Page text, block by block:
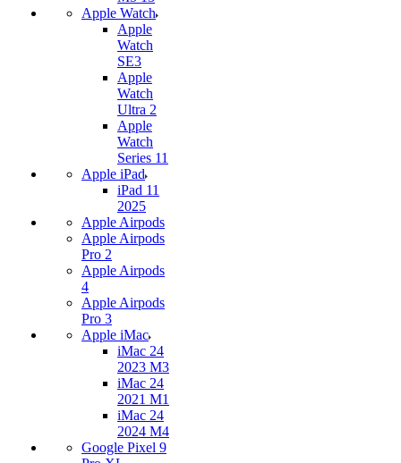
Apple Watch
Apple
Watch
SE3
Apple
Watch
Ultra 2
Apple
Watch
Series 11
Apple iPad
iPad 11
2025
Apple Airpods
Apple Airpods
Pro 2
Apple Airpods
4
Apple Airpods
Pro 3
Apple iMac
iMac 24
2023 M3
iMac 24
2021 M1
iMac 24
2024 M4
Google Pixel 9